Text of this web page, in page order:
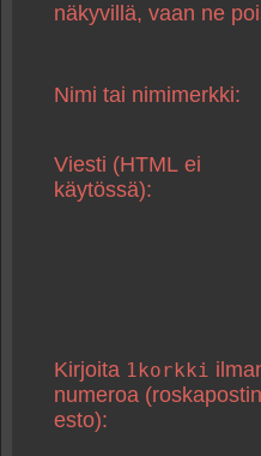
näkyvillä, vaan ne
Nimi tai nimimerkki:
Viesti (HTML ei
käytössä):
Kirjoita 1korkki
numeroa (roskapostin
esto):